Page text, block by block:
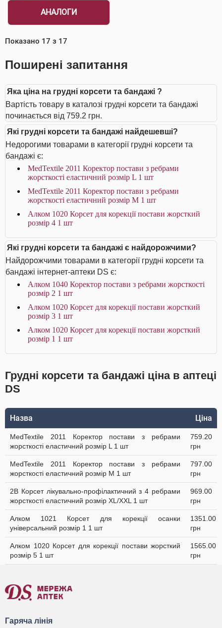
АНАЛОГИ
Показано 17 з 17
Поширені запитання
Яка ціна на грудні корсети та бандажі ?
Вартість товару в каталозі грудні корсети та бандажі
починається від 759.2 грн.
Які грудні корсети та бандажі найдешевші?
Недорогими товарами в категорії грудні корсети та
бандажі є:
MedTextile 2011 Коректор постави з ребрами
жорсткості еластичний розмір L 1 шт
MedTextile 2011 Коректор постави з ребрами
жорсткості еластичний розмір М 1 шт
Алком 1020 Корсет для корекції постави жорсткий
розмір 4 1 шт
Які грудні корсети та бандажі є найдорожчими?
Найдорожчими товарами в категорії грудні корсети та
бандажі інтернет-аптеки DS є:
Алком 1040 Коректор постави з ребрами жорсткості
розмір 2 1 шт
Алком 1020 Корсет для корекції постави жорсткий
розмір 3 1 шт
Алком 1020 Корсет для корекції постави жорсткий
розмір 1 1 шт
Грудні корсети та бандажі ціна в аптеці
DS
Назва Ціна
MedTextile 2011 Коректор постави з ребрами
жорсткості еластичний розмір L 1 шт
759.20
грн
MedTextile 2011 Коректор постави з ребрами
жорсткості еластичний розмір М 1 шт
797.00
грн
2B Корсет лікувально-профілактичний з 4 ребрами
жорсткості еластичний розмір XL/XXL 1 шт
969.00
грн
Алком 1021 Корсет для корекції осанки
універсальний розмір 1 1 шт
1351.00
грн
Алком 1020 Корсет для корекції постави жорсткий
розмір 5 1 шт
1565.00
грн
Гаряча лінія